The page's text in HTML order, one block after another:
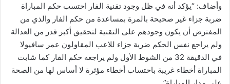
وأضاف: “يؤكد أنه في ظل وجود تقنية الفار احتسب حكم المباراة
ضربة جزاء غير صحيحة بالمرة بمساعدة من حكم الفار والذي من
المفترض أن يكون وجودهم على التقنية لتحقيق أكبر قدر من العدالة
ولم يراجع نفس الحكم ضربة جزاء للاعب المقاولون عمر سافيولا
في الدقيقة 32 من الشوط الأول ولم يراجعه حكم الفار كما شابت
المباراة أخطاء غريبة باحتساب أخطاء مؤثرة لا أساس لها من الصحة